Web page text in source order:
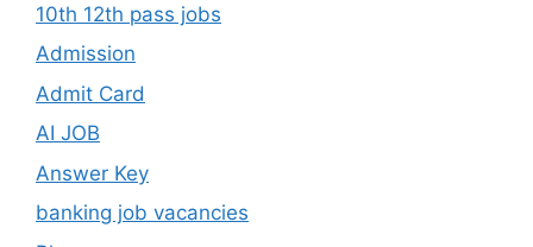
10th 12th pass jobs
Admission
Admit Card
AI JOB
Answer Key
banking job vacancies